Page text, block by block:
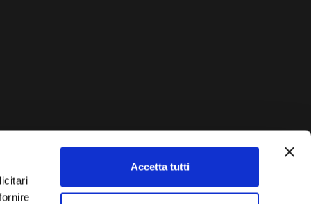
Accetta tutti